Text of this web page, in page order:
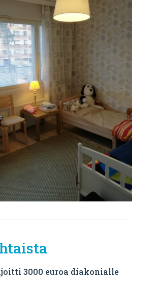
3000 euroa diakonialle